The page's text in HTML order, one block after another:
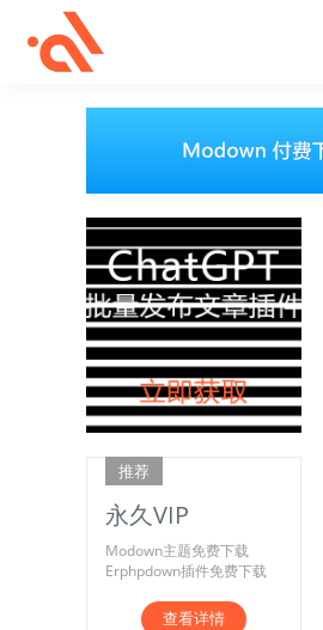
推荐
永久VIP
Modown主题免费下载
Erphpdown插件免费下载
查看详情